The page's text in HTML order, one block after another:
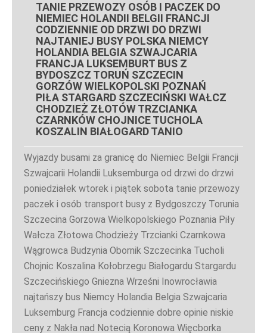
TANIE PRZEWOZY OSÓB I PACZEK DO
NIEMIEC HOLANDII BELGII FRANCJI
CODZIENNIE OD DRZWI DO DRZWI
NAJTANIEJ BUSY POLSKA NIEMCY
HOLANDIA BELGIA SZWAJCARIA
FRANCJA LUKSEMBURT BUS Z
BYDOSZCZ TORUŃ SZCZECIN
GORZÓW WIELKOPOLSKI POZNAŃ
PIŁA STARGARD SZCZECIŃSKI WAŁCZ
CHODZIEŻ ZŁOTÓW TRZCIANKA
CZARNKÓW CHOJNICE TUCHOLA
KOSZALIN BIAŁOGARD TANIO
Wyjazdy busami za granicę do Niemiec Belgii Francji
Szwajcarii Holandii Luksemburga od drzwi do drzwi
poniedziałek wtorek i piątek sobota tanie przewozy
paczek i osób transport busy z Bydgoszczy Torunia
Szczecina Gorzowa Wielkopolskiego Poznania Piły
Wałcza Złotowa Chodzieży Trzcianki Czarnkowa
Wągrowca Budzynia Obornik Szczecinka Tucholi
Chojnic Koszalina Kołobrzegu Białogardu Stargardu
Szczecińskiego Gniezna Wrześni Inowrocławia
najtańszy bus Niemcy Holandia Belgia Szwajcaria
Luksemburg Francja codziennie dobre opinie niskie
ceny z Nakła nad Notecią Koronowa Więcborka